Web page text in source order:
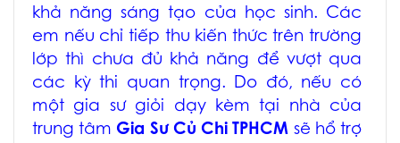
khả năng sáng tạo của học sinh. Các
em nếu chỉ tiếp thu kiến thức trên trường
lớp thì chưa đủ khả năng để vượt qua
các kỳ thi quan trọng. Do đó, nếu có
một gia sư giỏi dạy kèm tại nhà của
trung tâm Gia Sư Củ Chi TPHCM sẽ hổ trợ